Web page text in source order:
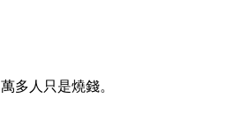
多人只是燒錢。